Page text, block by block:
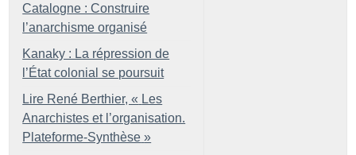
Catalogne : Construire
l’anarchisme organisé
Kanaky : La répression de
l’État colonial se poursuit
Lire René Berthier, « Les
Anarchistes et l’organisation.
Plateforme-Synthèse »